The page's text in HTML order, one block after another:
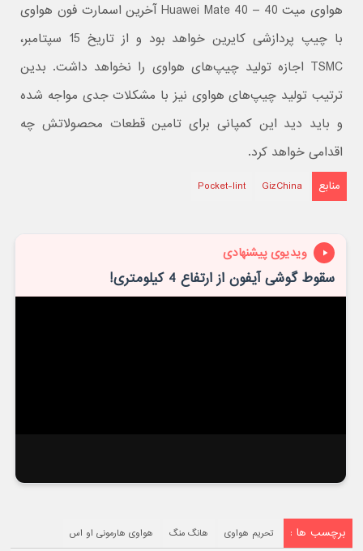
هواوی میت 40 – Huawei Mate 40 آخرین اسمارت فون هواوی
با چیپ پردازشی کایرین خواهد بود و از تاریخ 15 سپتامبر،
TSMC اجازه تولید چیپ‌های هواوی را نخواهد داشت. بدین
ترتیب تولید چیپ‌های هواوی نیز با مشکلات جدی مواجه شده
و باید دید این کمپانی برای تامین قطعات محصولاتش چه
اقدامی خواهد کرد.
منابع GizChina
Pocket-lint
ویدیوی پیشنهادی
سقوط گوشی آیفون از ارتفاع 4 کیلومتری!
برچسب ها : تحریم هواوی هانگ منگ هواوی هارمونی او اس